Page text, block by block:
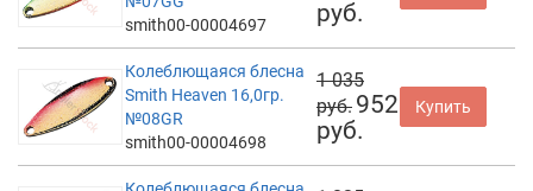
smith00-00004697
руб.
Колеблющаяся блесна
Smith Heaven 16,0гр.
№08GR
smith00-00004698
1 035
руб. 952
руб.
Купить